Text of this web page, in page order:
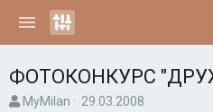
ФОТОКОНКУРС
А
MyMilan
Д
29.03.2008